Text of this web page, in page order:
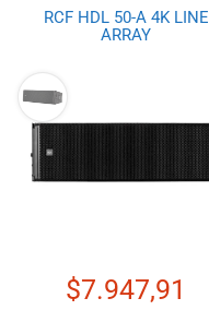
RCF HDL 50-A 4K LINE
ARRAY
$7.947,91